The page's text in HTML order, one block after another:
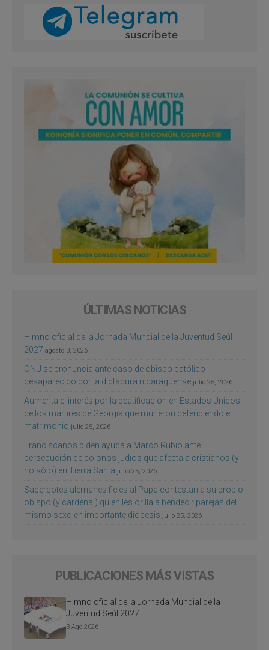
ÚLTIMAS NOTICIAS
Himno oficial de la Jornada Mundial de la Juventud Seúl
2027 agosto 3, 2026
ONU se pronuncia ante caso de obispo católico
desaparecido por la dictadura nicaragüense julio 25, 2026
Aumenta el interés por la beatificación en Estados Unidos
de los mártires de Georgia que murieron defendiendo el
matrimonio julio 25, 2026
Franciscanos piden ayuda a Marco Rubio ante
persecución de colonos judíos que afecta a cristianos (y
no sólo) en Tierra Santa julio 25, 2026
Sacerdotes alemanes fieles al Papa contestan a su propio
obispo (y cardenal) quien les orilla a bendecir parejas del
mismo sexo en importante diócesis julio 25, 2026
PUBLICACIONES MÁS VISTAS
Himno oficial de la Jornada Mundial de la
Juventud Seúl 2027
3 Ago 2026